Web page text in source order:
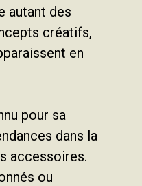
autant des
créatifs,
en
pour sa
dans la
accessoires.
ou